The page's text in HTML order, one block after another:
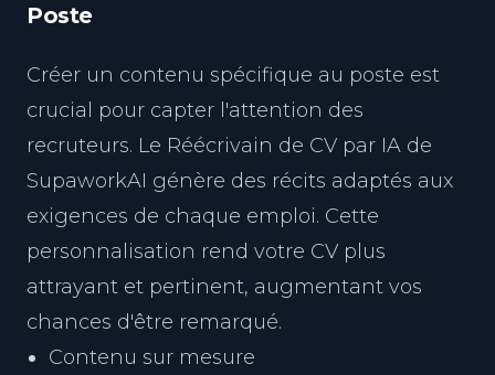
Poste
Créer un contenu spécifique au poste est
crucial pour capter l'attention des
recruteurs. Le Réécrivain de CV par IA de
SupaworkAI génère des récits adaptés aux
exigences de chaque emploi. Cette
personnalisation rend votre CV plus
attrayant et pertinent, augmentant vos
chances d'être remarqué.
Contenu sur mesure